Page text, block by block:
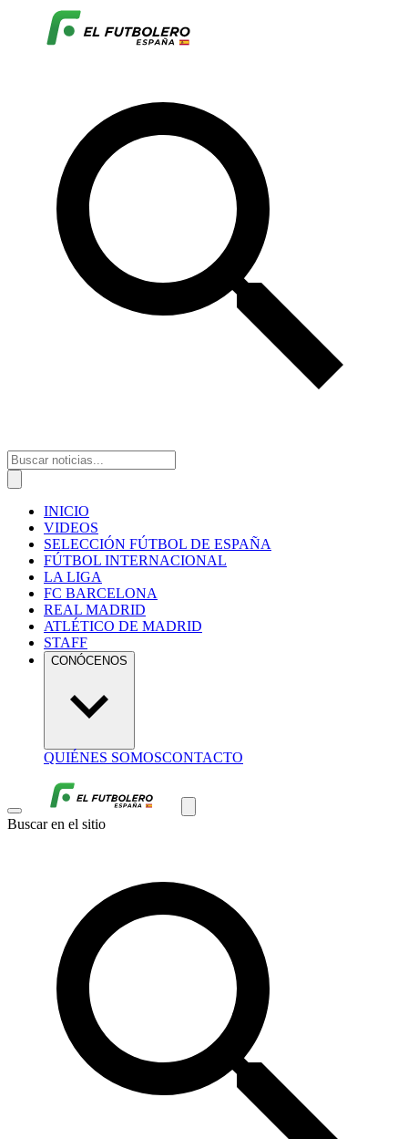
INICIO
VIDEOS
SELECCIÓN FÚTBOL DE ESPAÑA
FÚTBOL INTERNACIONAL
LA LIGA
FC BARCELONA
REAL MADRID
ATLÉTICO DE MADRID
STAFF
CONÓCENOS
QUIÉNES SOMOSCONTACTO
Buscar en el sitio